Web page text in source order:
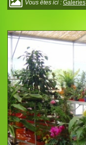
Vous êtes ici : Galeries